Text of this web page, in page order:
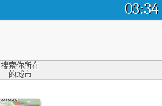
03:34
搜索你所在
的城市